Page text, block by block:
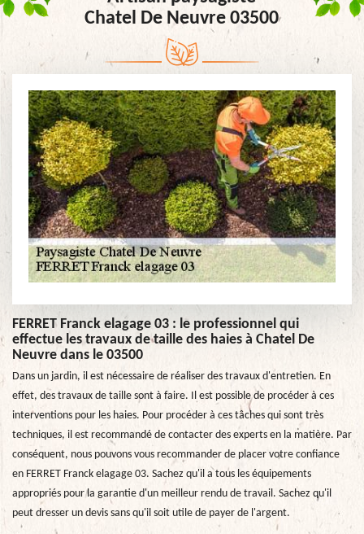
Chatel De Neuvre 03500
FERRET Franck elagage 03 : le professionnel qui
effectue les travaux de taille des haies à Chatel De
Neuvre dans le 03500
Dans un jardin, il est nécessaire de réaliser des travaux d'entretien. En
effet, des travaux de taille sont à faire. Il est possible de procéder à ces
interventions pour les haies. Pour procéder à ces tâches qui sont très
techniques, il est recommandé de contacter des experts en la matière. Par
conséquent, nous pouvons vous recommander de placer votre confiance
en FERRET Franck elagage 03. Sachez qu'il a tous les équipements
appropriés pour la garantie d'un meilleur rendu de travail. Sachez qu'il
peut dresser un devis sans qu'il soit utile de payer de l'argent.